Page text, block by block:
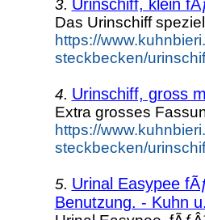
3. Urinschiff, klein
Das Urinschiff
https://
steckbecken/
4. Urinschiff, gross
Extra grosses
https://
steckbecken/
5. Urinal Easypee
Benutzung. - Kuhn